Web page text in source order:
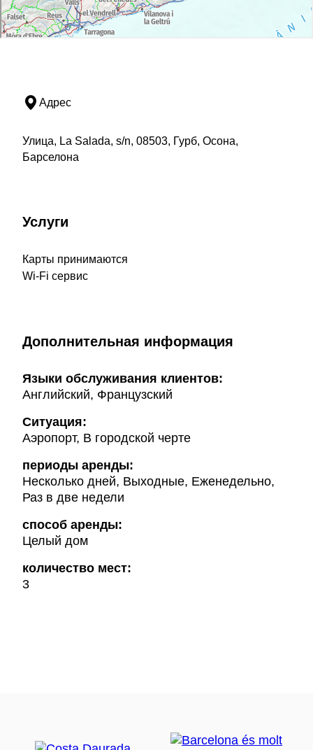
Адрес
Улица, La Salada, s/n, 08503, Гурб, Осона,
Барселона
Услуги
Карты принимаются
Wi-Fi сервис
Дополнительная информация
Языки обслуживания клиентов:
Английский, Французский
Ситуация:
Аэропорт, В городской черте
периоды аренды:
Несколько дней, Выходные, Еженедельно,
Раз в две недели
способ аренды:
Целый дом
количество мест:
3